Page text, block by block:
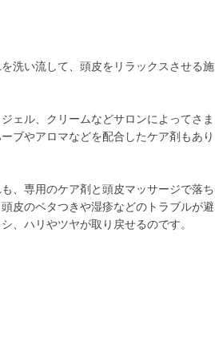
洗い流して、頭皮をリラックスさせる施
ェル、クリームなどサロンによってさま
ブやアロマなどを配合したケア剤もあり
、専用のケア剤と頭皮マッサージで落ち
皮のベタつきや湿疹などのトラブルが避
、ハリやツヤが取り戻せるのです。